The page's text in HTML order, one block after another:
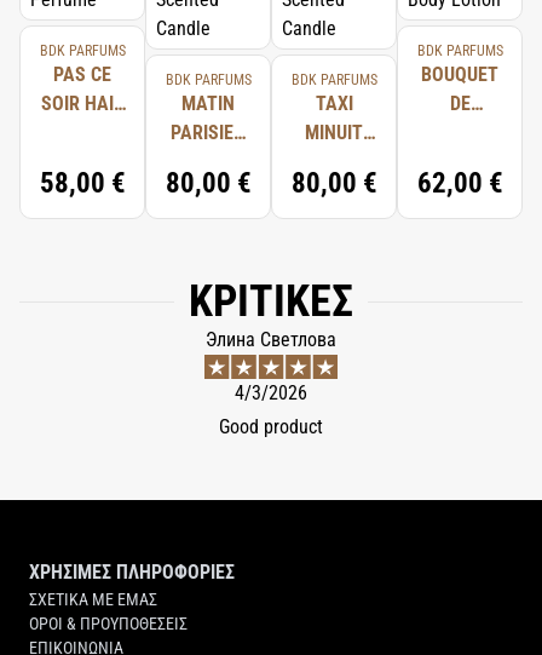
BDK PARFUMS
PAS CE
SOIR HAIR
58,00 €
BDK PARFUMS
MATIN
PARISIEN
CANDLE
80,00 €
BDK PARFUMS
TAXI
MINUIT
CANDLE
80,00 €
BDK PARFUMS
BOUQUET
DE
LOTION
62,00 €
ΚΡΙΤΙΚΈΣ
Элина Светлова
4/3/2026
Good product
ΧΡΗΣΙΜΕΣ ΠΛΗΡΟΦΟΡΙΕΣ
ΣΧΕΤΙΚΑ ΜΕ ΕΜΑΣ
ΟΡΟΙ & ΠΡΟΥΠΟΘΕΣΕΙΣ
ΕΠΙΚΟΙΝΩΝΙΑ